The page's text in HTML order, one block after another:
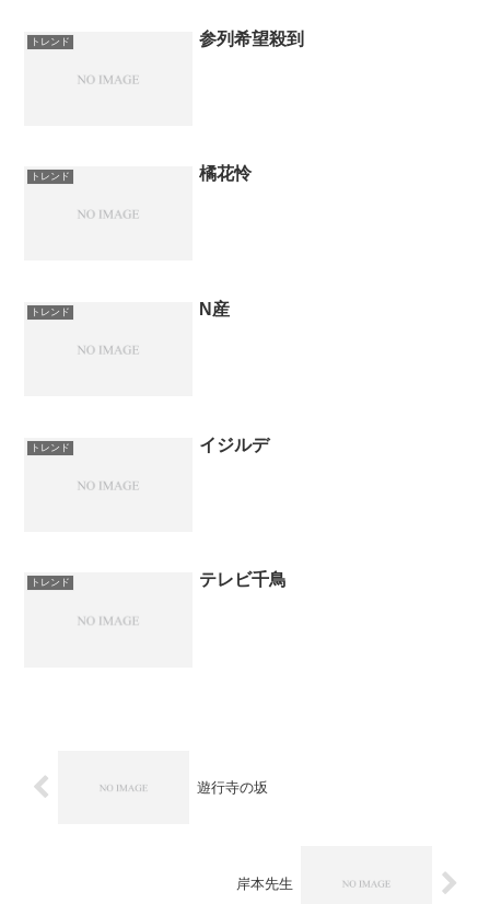
トレンド 参列希望殺到
トレンド 橘花怜
トレンド N産
トレンド イジルデ
トレンド テレビ千鳥
遊行寺の坂
岸本先生